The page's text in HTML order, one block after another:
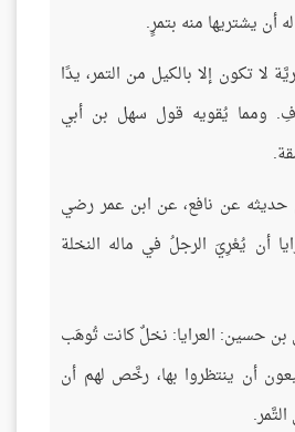
أن يشتريها منه بتمرٍ.
لا تكون إلا بالكيل من التمر، يدًا
ومما يُقويه قول سهل بن أبي
عن نافع، عن ابن عمر رضي
أن يُعْرِيَ الرجلُ في ماله النخلة
حسين: العرايا: نخلٌ كانت تُوهَب
أن ينتظروا بها، رخَّص لهم أن